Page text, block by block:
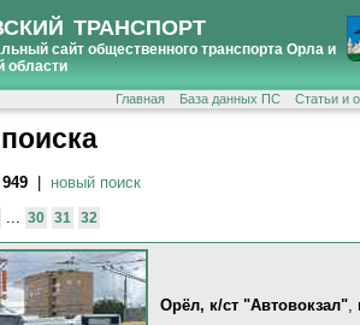
ТРАНСПОРТ
сайт общественного транспорта Орла и
области
Главная База данных ПС Статьи и
949
новый поиск
30 31 32
Орёл, к/ст "Автовокзал"